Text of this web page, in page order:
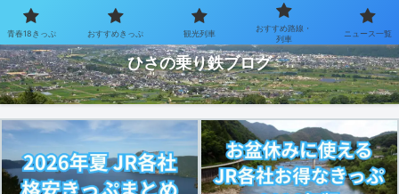
お得なきっぷで乗り鉄を楽しむブログ
ひさの乗り鉄ブログ
青春18きっぷ おすすめきっぷ 観光列車
おすすめ路線・
列車
ニュース一覧